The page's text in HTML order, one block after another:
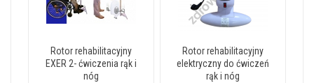
Rotor rehabilitacyjny
EXER 2- ćwiczenia rąk i
nóg
Rotor rehabilitacyjny
elektryczny do ćwiczeń
rąk i nóg